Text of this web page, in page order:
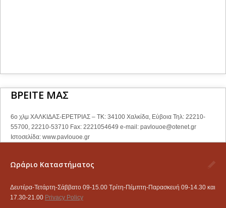
ΒΡΕΙΤΕ ΜΑΣ
6ο χλμ ΧΑΛΚΙΔΑΣ-ΕΡΕΤΡΙΑΣ – ΤΚ: 34100 Χαλκίδα, Εύβοια Τηλ: 22210-
55700, 22210-53710 Fax: 2221054649 e-mail: pavlouoe@otenet.gr
Ιστοσελίδα: www.pavlouoe.gr
Ωράριο Καταστήματος
Δευτέρα-Τετάρτη-Σάββατο 09-15.00 Τρίτη-Πέμπτη-Παρασκευή 09-14.30 και
17.30-21.00 Privacy Policy